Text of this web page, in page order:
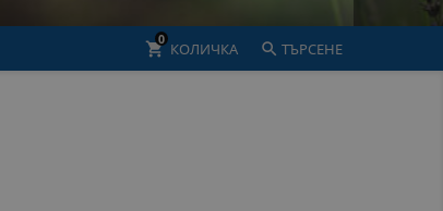
 ТЪРСЕНЕ
shopping_cart КОЛИЧКА
0